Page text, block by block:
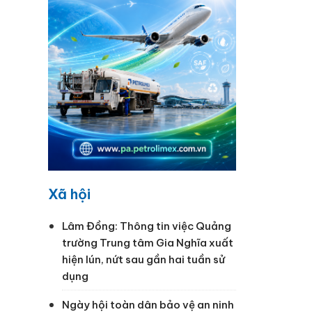
Xã hội
Lâm Đồng: Thông tin việc Quảng
trường Trung tâm Gia Nghĩa xuất
hiện lún, nứt sau gần hai tuần sử
dụng
Ngày hội toàn dân bảo vệ an ninh